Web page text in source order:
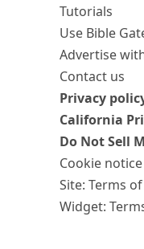
Tutorials
Use Bible
Advertise
Contact us
Privacy
California
Do Not Sell
Cookie notice
Site: Terms
Widget: